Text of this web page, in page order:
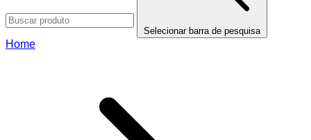
Selecionar barra de pesquisa
Home